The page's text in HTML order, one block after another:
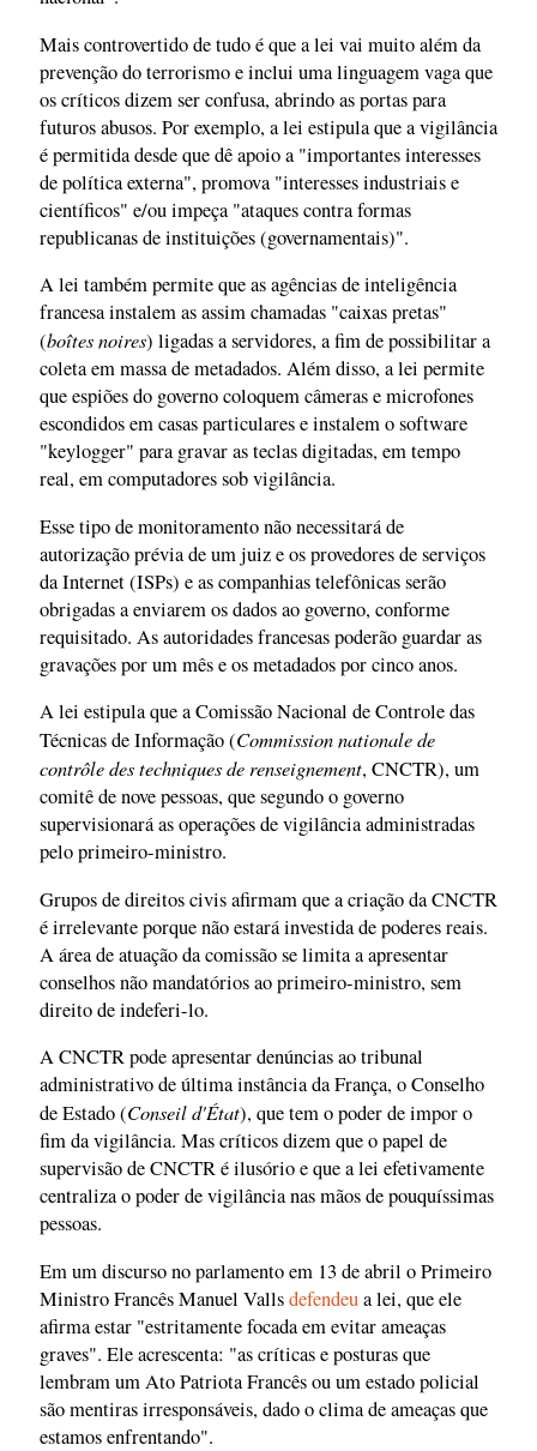
Mais controvertido de tudo é que a lei vai muito além da
prevenção do terrorismo e inclui uma linguagem vaga que
os críticos dizem ser confusa, abrindo as portas para
futuros abusos. Por exemplo, a lei estipula que a vigilância
é permitida desde que dê apoio a "importantes interesses
de política externa", promova "interesses industriais e
científicos" e/ou impeça "ataques contra formas
republicanas de instituições (governamentais)".
A lei também permite que as agências de inteligência
francesa instalem as assim chamadas "caixas pretas"
(boîtes noires) ligadas a servidores, a fim de possibilitar a
coleta em massa de metadados. Além disso, a lei permite
que espiões do governo coloquem câmeras e microfones
escondidos em casas particulares e instalem o software
"keylogger" para gravar as teclas digitadas, em tempo
real, em computadores sob vigilância.
Esse tipo de monitoramento não necessitará de
autorização prévia de um juiz e os provedores de serviços
da Internet (ISPs) e as companhias telefônicas serão
obrigadas a enviarem os dados ao governo, conforme
requisitado. As autoridades francesas poderão guardar as
gravações por um mês e os metadados por cinco anos.
A lei estipula que a Comissão Nacional de Controle das
Técnicas de Informação (Commission nationale de
contrôle des techniques de renseignement, CNCTR), um
comitê de nove pessoas, que segundo o governo
supervisionará as operações de vigilância administradas
pelo primeiro-ministro.
Grupos de direitos civis afirmam que a criação da CNCTR
é irrelevante porque não estará investida de poderes reais.
A área de atuação da comissão se limita a apresentar
conselhos não mandatórios ao primeiro-ministro, sem
direito de indeferi-lo.
A CNCTR pode apresentar denúncias ao tribunal
administrativo de última instância da França, o Conselho
de Estado (Conseil d'État), que tem o poder de impor o
fim da vigilância. Mas críticos dizem que o papel de
supervisão de CNCTR é ilusório e que a lei efetivamente
centraliza o poder de vigilância nas mãos de pouquíssimas
pessoas.
Em um discurso no parlamento em 13 de abril o Primeiro
Ministro Francês Manuel Vallsdefendeua lei, que ele
afirma estar "estritamente focada em evitar ameaças
graves". Ele acrescenta: "as críticas e posturas que
lembram um Ato Patriota Francês ou um estado policial
são mentiras irresponsáveis, dado o clima de ameaças que
estamos enfrentando".